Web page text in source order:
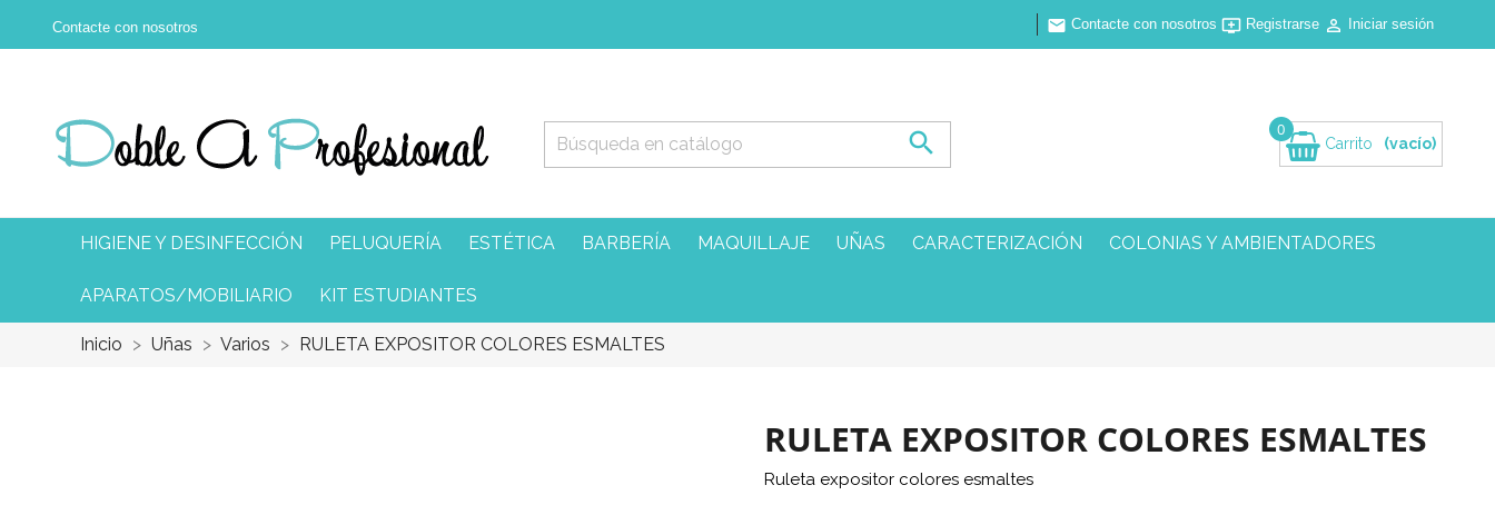
Contacte con nosotros  Contacte con nosotros Registrarse  Iniciar sesión
 Carrito
0
(vacío)
HIGIENE Y DESINFECCIÓN PELUQUERÍA ESTÉTICA BARBERÍA MAQUILLAJE UÑAS CARACTERIZACIÓN COLONIAS Y AMBIENTADORES
APARATOS/MOBILIARIO KIT ESTUDIANTES
Inicio Uñas Varios RULETA EXPOSITOR COLORES ESMALTES
RULETA EXPOSITOR COLORES ESMALTES
Ruleta expositor colores esmaltes